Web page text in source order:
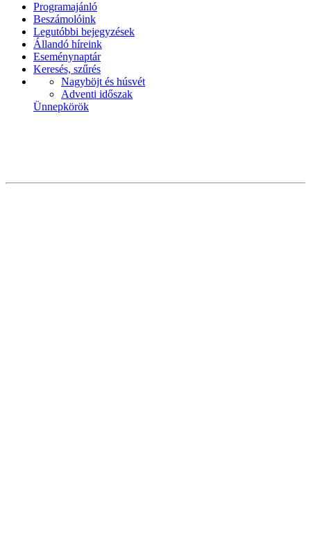
Programajánló
Beszámolóink
Legutóbbi bejegyzések
Állandó híreink
Eseménynaptár
Keresés, szűrés
Nagyböjt és húsvét
Adventi időszak
Ünnepkörök